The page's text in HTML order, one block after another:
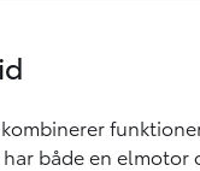
både en elmotor